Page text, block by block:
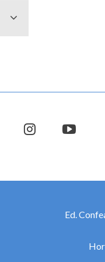
instagram
Ed.